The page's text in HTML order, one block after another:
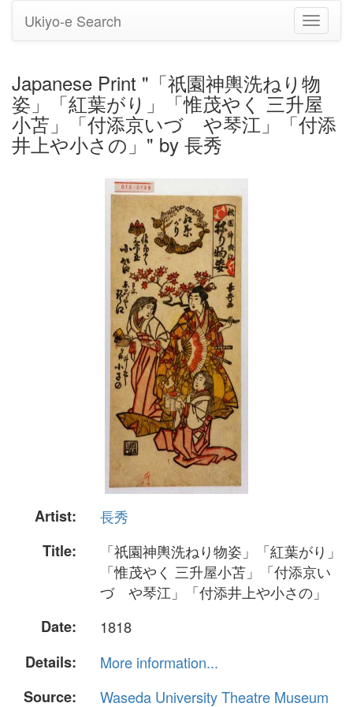
Toggle
Ukiyo-e Search
Japanese Print "「祇園神輿洗ねり物
姿」「紅葉がり」「惟茂やく 三升屋
小苫」「付添京いづゝや琴江」「付添
井上や小さの」" by 長秀
Artist:
長秀
Title:
「祇園神輿洗ねり物姿」「紅葉がり」
「惟茂やく 三升屋小苫」「付添京い
づゝや琴江」「付添井上や小さの」
Date:
1818
Details:
More information...
Source:
Waseda University Theatre Museum